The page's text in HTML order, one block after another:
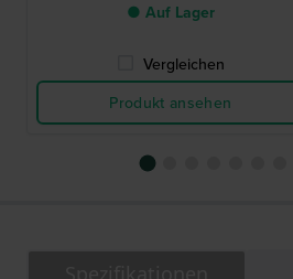
● Auf Lager
Vergleichen
Produkt ansehen